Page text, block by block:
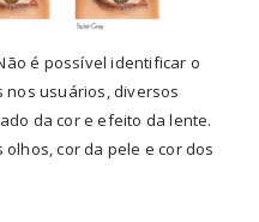
é possível identificar o
usuários, diversos
da cor e efeito da lente.
cor da pele e cor dos